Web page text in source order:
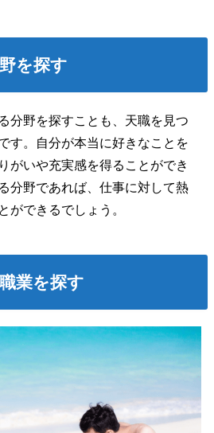
を探す
分野を探すことも、天職を見つ
す。自分が本当に好きなことを
がいや充実感を得ることができ
分野であれば、仕事に対して熱
ができるでしょう。
業を探す